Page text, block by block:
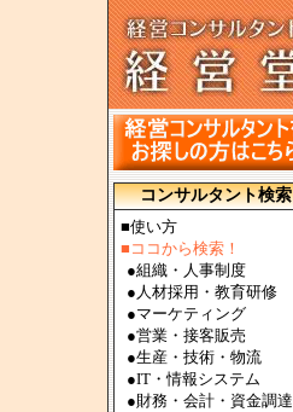
コンサルタント検索
■使い方
■ココから検索！
●組織・人事制度
● 人材採用・教育研修
●マーケティング
●営業・接客販売
●生産・技術・物流
●IT・情報システム
●財務・会計・資金調達